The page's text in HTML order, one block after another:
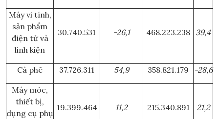
Máy vi tính,
sản phẩm
điện tử và
linh kiện
30.740.531 -26,1 468.223.238 39,4
Cà phê 37.726.311 54,9 358.821.179 -28,6
Máy móc,
thiết bị,
dụng cụ phụ
19.399.464 11,2 215.340.891 21,2